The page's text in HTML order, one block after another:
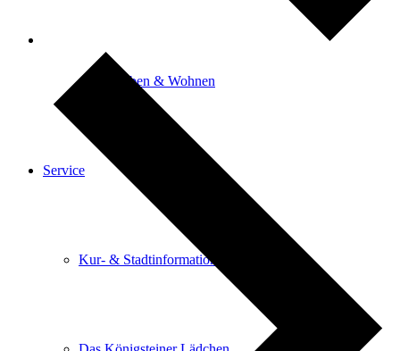
Leben & Wohnen
Service
Kur- & Stadtinformation